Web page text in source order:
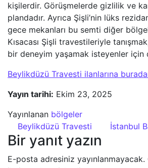
kişilerdir. Görüşmelerde gizlilik ve
plandadır. Ayrıca Şişli’nin lüks
gece mekanları bu semti diğer
Kısacası Şişli travestileriyle
bir deneyim yaşamak isteyenler
Beylikdüzü Travesti ilanlarına
Yayın tarihi: Ekim 23, 2025
Yayınlanan bölgeler
Yazı dolaşımı
Beylikdüzü Travesti İstanbul
Bir yanıt yazın
E-posta adresiniz yayınlanmayacak.